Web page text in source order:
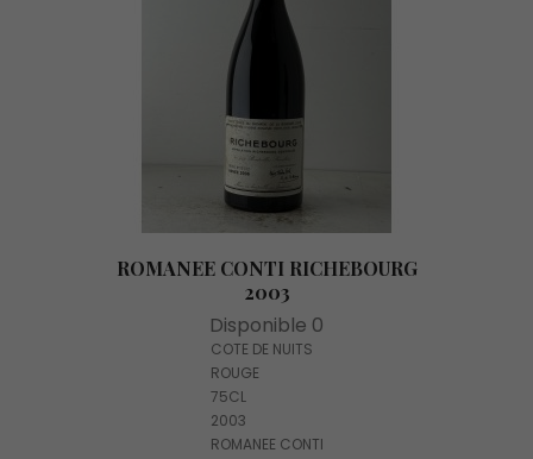
ROMANEE CONTI RICHEBOURG
2003
Disponible 0
COTE DE NUITS
ROUGE
75CL
2003
ROMANEE CONTI